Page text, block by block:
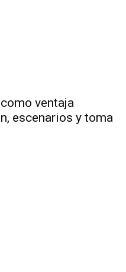
ventaja
escenarios y toma